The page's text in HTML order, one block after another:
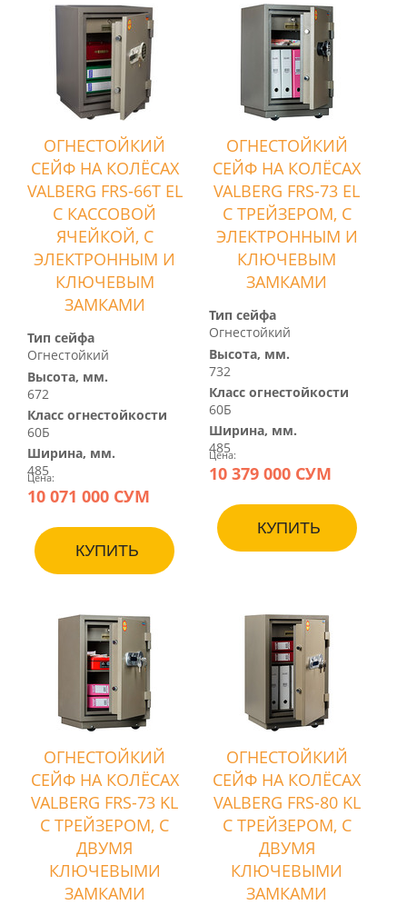
ОГНЕСТОЙКИЙ
СЕЙФ НА КОЛЁСАХ
VALBERG FRS-66T EL
С КАССОВОЙ
ЯЧЕЙКОЙ, С
ЭЛЕКТРОННЫМ И
КЛЮЧЕВЫМ
ЗАМКАМИ
Тип сейфа
Огнестойкий
Высота, мм.
672
Класс огнестойкости
60Б
Ширина, мм.
485
Цена:
10 071 000 СУМ
КУПИТЬ
ОГНЕСТОЙКИЙ
СЕЙФ НА КОЛЁСАХ
VALBERG FRS-73 EL
С ТРЕЙЗЕРОМ, С
ЭЛЕКТРОННЫМ И
КЛЮЧЕВЫМ
ЗАМКАМИ
Тип сейфа
Огнестойкий
Высота, мм.
732
Класс огнестойкости
60Б
Ширина, мм.
485
Цена:
10 379 000 СУМ
КУПИТЬ
ОГНЕСТОЙКИЙ
СЕЙФ НА КОЛЁСАХ
VALBERG FRS-73 KL
С ТРЕЙЗЕРОМ, С
ДВУМЯ
КЛЮЧЕВЫМИ
ЗАМКАМИ
ОГНЕСТОЙКИЙ
СЕЙФ НА КОЛЁСАХ
VALBERG FRS-80 KL
С ТРЕЙЗЕРОМ, С
ДВУМЯ
КЛЮЧЕВЫМИ
ЗАМКАМИ